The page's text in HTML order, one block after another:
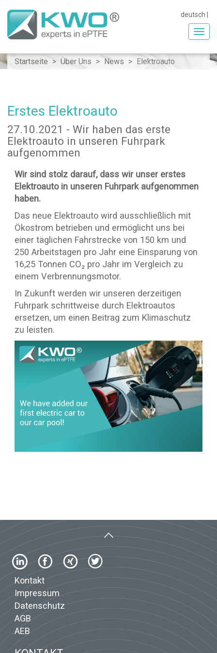
deutsch
Startseite Über Uns News Elektroauto
Erstes Elektroauto
27.10.2021 - Wir haben das erste
Elektroauto in unseren Fuhrpark
aufgenommen
Wir sind stolz darauf, dass wir unser erstes
Elektroauto in unseren Fuhrpark aufgenommen
haben.
Das neue Elektroauto wird ausschließlich mit
Ökostrom betrieben und ermöglicht uns bei
einer täglichen Fahrstrecke von 150 km und
250 Arbeitstagen pro Jahr eine Einsparung von
16,25 Tonnen CO₂ pro Jahr im Vergleich zu
einem Verbrennungsmotor.
In Zukunft werden wir unseren derzeitigen
Fuhrpark schrittweise durch Elektroautos
ersetzen, um einen Beitrag zum Klimaschutz
zu leisten.
Kontakt
Impressum
Datenschutz
AGB
AEB